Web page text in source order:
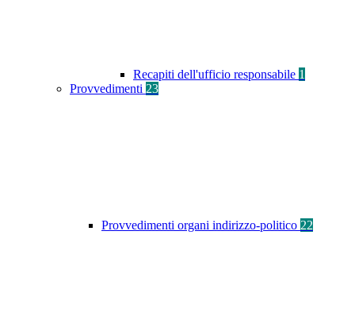
Recapiti dell'ufficio responsabile 1
Provvedimenti 23
Provvedimenti organi indirizzo-politico 22